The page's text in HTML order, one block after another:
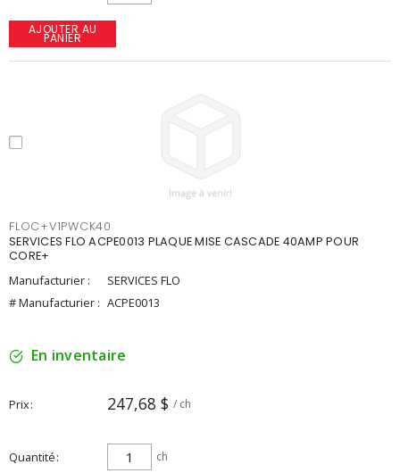
AJOUTER AU
PANIER
FLOC+V1PWCK40
SERVICES FLO ACPE0013 PLAQUE MISE CASCADE 40AMP POUR
CORE+
Manufacturier :
SERVICES FLO
# Manufacturier : ACPE0013
En inventaire
Prix 247,68 $ / ch
Quantité ch